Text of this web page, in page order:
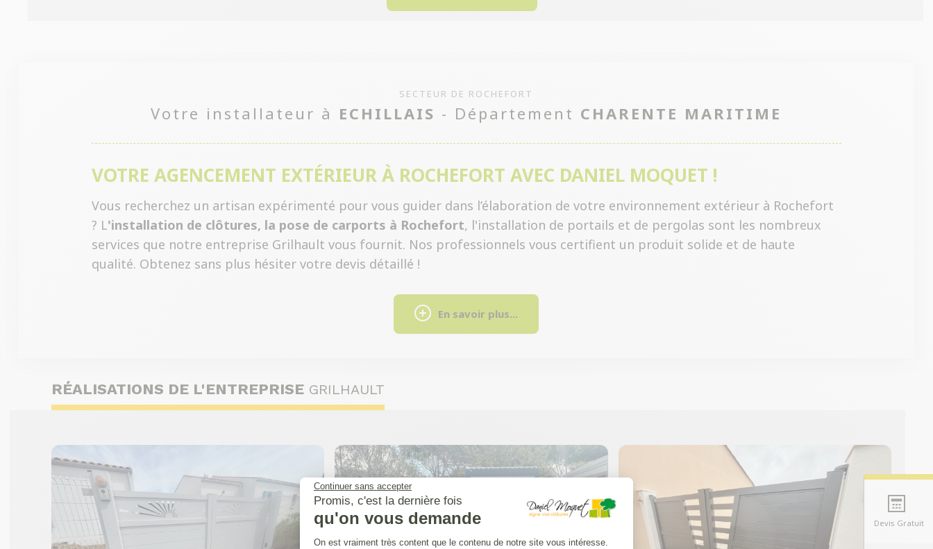
Continuer sans accepter
Promis, c'est la dernière fois
qu'on vous demande
Plateforme de Gestion du Consentement : Personnalisez vos Options
On est vraiment très content que le contenu de notre site vous intéresse.
SECTEUR DE ROCHEFORT
Votre installateur à ECHILLAIS - Département CHARENTE MARITIME
VOTRE AGENCEMENT EXTÉRIEUR À ROCHEFORT AVEC DANIEL MOQUET !
Vous recherchez un artisan expérimenté pour vous guider dans l’élaboration de votre environnement extérieur à Rochefort
? L'installation de clôtures, la pose de carports à Rochefort, l'installation de portails et de pergolas sont les nombreux
services que notre entreprise Grilhault vous fournit. Nos professionnels vous certifient un produit solide et de haute
qualité. Obtenez sans plus hésiter votre devis détaillé !
En savoir plus...
RÉALISATIONS DE L'ENTREPRISEGRILHAULT
Devis Gratuit